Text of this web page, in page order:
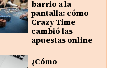
barrio a la
pantalla: cómo
Crazy Time
cambió las
apuestas online
¿Cómo